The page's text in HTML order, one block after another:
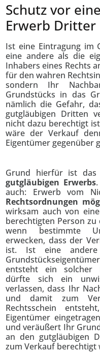
Schutz vor
Erwerb Dritter
Ist eine Eintragung im
eine andere als die
Inhabers eines Rechts
für den wahren
sondern Ihr
Grundstücks in das
nämlich die Gefahr,
gutgläubigen Dritten
nicht dazu berechtigt
wäre der Verkauf
Eigentümer gegenüber
Grund hierfür ist das
gutgläubigen Erwerbs
auch: Erwerb vom
Rechtsordnungen
wirksam auch von
berechtigten Person
wenn bestimmte
erwecken, dass der
ist. Ist eine
entsteht ein solcher
dürfte sich ein
verlassen, dass Ihr
und damit zum
Rechtsschein
Eigentümer
und veräußert Ihr
an den gutgläubigen
zum Verkauf berechtigt